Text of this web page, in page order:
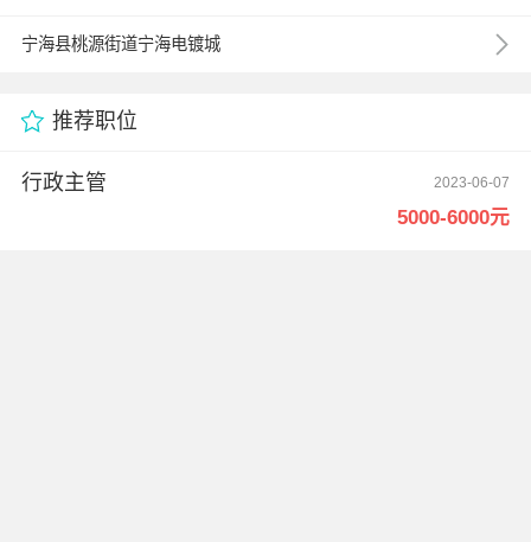
宁海县桃源街道宁海电镀城
推荐职位
行政主管 2023-06-07
5000-6000元